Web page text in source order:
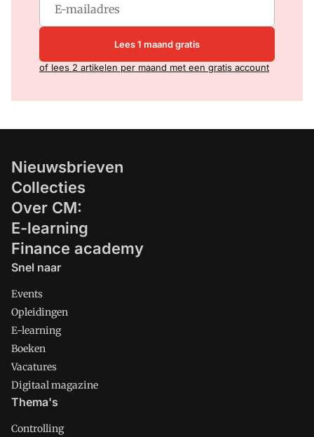
Lees 1 maand gratis
of lees 2 artikelen per maand met een gratis account
Nieuwsbrieven
Collecties
Over CM:
E-learning
Finance academy
Snel naar
Events
Opleidingen
E-learning
Boeken
Vacatures
Digitaal magazine
Thema's
Controlling